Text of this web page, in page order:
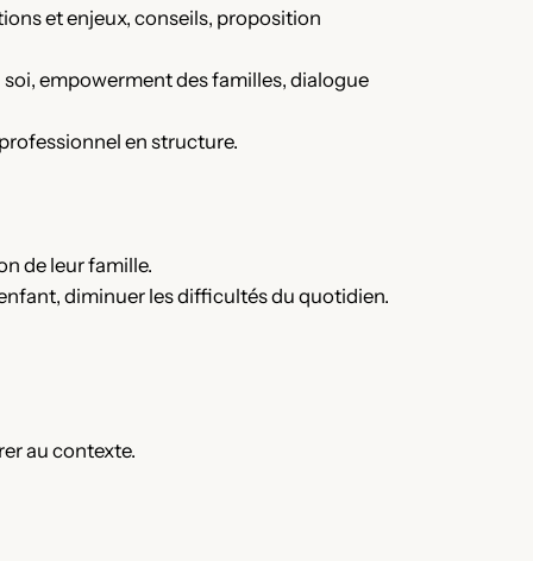
et enjeux, conseils, proposition
empowerment des familles, dialogue
en structure.
de leur famille.
diminuer les difficultés du quotidien.
au contexte.